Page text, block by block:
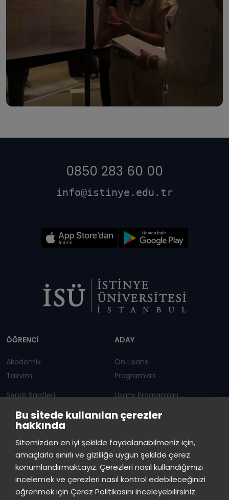
Bu sitede kullanılan çerezler
hakkında
Sitemizden en iyi şekilde faydalanabilmeniz için,
amaçlarla sınırlı ve gizliliğe uygun şekilde çerez
konumlandırmaktayız. Çerezleri nasıl kullandığımızı
incelemek ve çerezleri nasıl kontrol edebileceğinizi
öğrenmek için Çerez Politikasını inceleyebilirsiniz.
0850 283 60 00
info@istinye.edu.tr
ÖĞRENCİ
Akademik
Takvim
Servis Saatleri
Duyurular
ADAY
Ön Lisans
Programları
Lisans Programları
Lisansüstü
İSTİNYE
Basın
Kiti
İhaleler İstinye Post Kampüslerimiz
çevrimiçi
İstinye Üniversitesi
Merhaba! Size nasıl yardımcı